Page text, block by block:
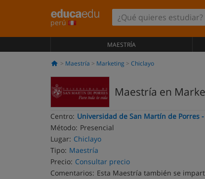
perú
MAESTRÍA
Maestría Marketing Chiclayo
Maestría en
Centro: Universidad de San Martín de Porres
Método: Presencial
Lugar: Chiclayo
Tipo: Maestría
Precio: Consultar precio
Comentarios: Esta Maestría también se